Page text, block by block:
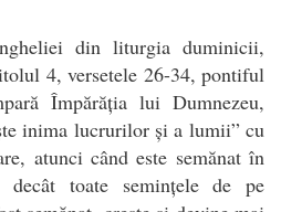
din liturgia duminicii,
4, versetele 26-34, pontiful
Împărăția lui Dumnezeu,
inima lucrurilor și a lumii” cu
atunci când este semănat în
toate semințele de pe